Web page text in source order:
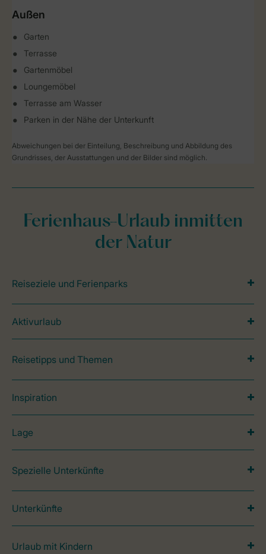
Außen
Garten
Terrasse
Gartenmöbel
Loungemöbel
Terrasse am Wasser
Parken in der Nähe der Unterkunft
Abweichungen bei der Einteilung, Beschreibung und Abbildung des
Grundrisses, der Ausstattungen und der Bilder sind möglich.
Ferienhaus-Urlaub inmitten
der Natur
Reiseziele und Ferienparks
Aktivurlaub
Reisetipps und Themen
Inspiration
Lage
Spezielle Unterkünfte
Unterkünfte
Urlaub mit Kindern